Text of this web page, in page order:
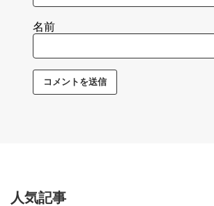
名前
人気記事